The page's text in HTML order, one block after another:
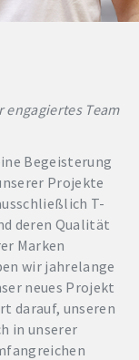
Team
Begeisterung
Projekte
T-
deren Qualität
Marken
wir jahrelange
neues Projekt
darauf, unseren
in unserer